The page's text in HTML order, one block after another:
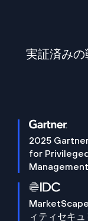
実証済みの
2025
for
Management
ィティセキ